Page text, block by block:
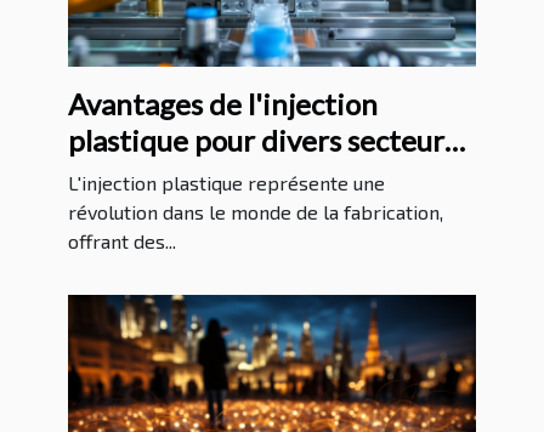
Avantages de l'injection
plastique pour divers secteurs
industriels
L'injection plastique représente une
révolution dans le monde de la fabrication,
offrant des...